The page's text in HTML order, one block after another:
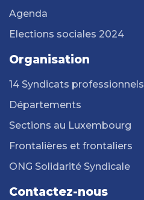
Agenda
Elections sociales 2024
Organisation
14 Syndicats professionnels
Départements
Sections au Luxembourg
Frontalières et frontaliers
ONG Solidarité Syndicale
Contactez-nous